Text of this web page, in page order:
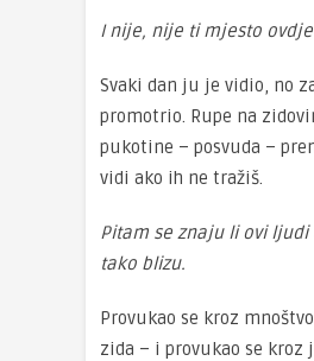
I nije, nije ti mjesto ovdje
Svaki dan ju je vidio, no
promotrio. Rupe na
pukotine – posvuda –
vidi ako ih ne tražiš.
Pitam se znaju li ovi
tako blizu.
Provukao se kroz
zida – i provukao se kroz